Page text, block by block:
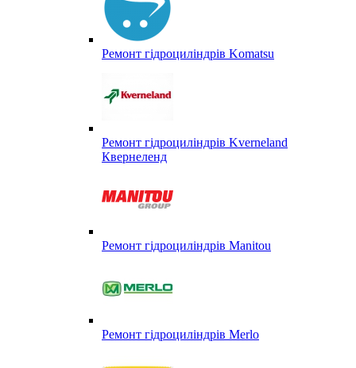
Ремонт гідроциліндрів Komatsu
Ремонт гідроциліндрів Kverneland
Квернеленд
Ремонт гідроциліндрів Manitou
Ремонт гідроциліндрів Merlo